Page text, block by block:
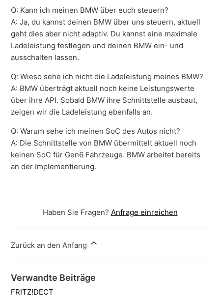
Q: Kann ich meinen BMW über euch steuern?
A: Ja, du kannst deinen BMW über uns steuern, aktuell
geht dies aber nicht adaptiv. Du kannst eine maximale
Ladeleistung festlegen und deinen BMW ein- und
ausschalten lassen.
Q: Wieso sehe ich nicht die Ladeleistung meines BMW?
A: BMW überträgt aktuell noch keine Leistungswerte
über ihre API. Sobald BMW ihre Schnittstelle ausbaut,
zeigen wir die Ladeleistung ebenfalls an.
Q: Warum sehe ich meinen SoC des Autos nicht?
A: Die Schnittstelle von BMW übermittelt aktuell noch
keinen SoC für Gen6 Fahrzeuge. BMW arbeitet bereits
an der Implementierung.
Haben Sie Fragen? Anfrage einreichen
Zurück an den Anfang
Verwandte Beiträge
FRITZ!DECT